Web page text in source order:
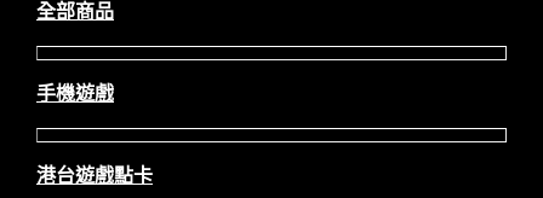
全部商品
手機遊戲
港台遊戲點卡